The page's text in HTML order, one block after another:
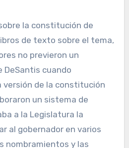
la constitución de
de texto sobre el tema,
no previeron un
DeSantis cuando
versión de la constitución
un sistema de
a la Legislatura la
al gobernador en varios
nombramientos y las